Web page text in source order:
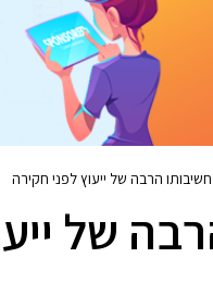
חשיבותו הרבה של ייעוץ לפני חקירה
של